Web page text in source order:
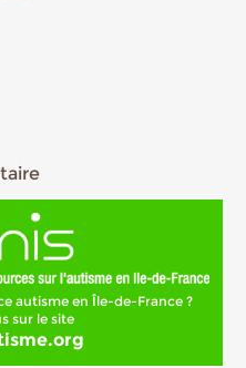
autisme en Île-de-France ?
sur le site